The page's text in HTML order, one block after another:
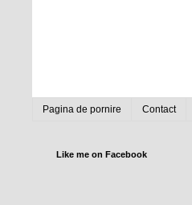
Pagina de pornire Contact
Like me on Facebook